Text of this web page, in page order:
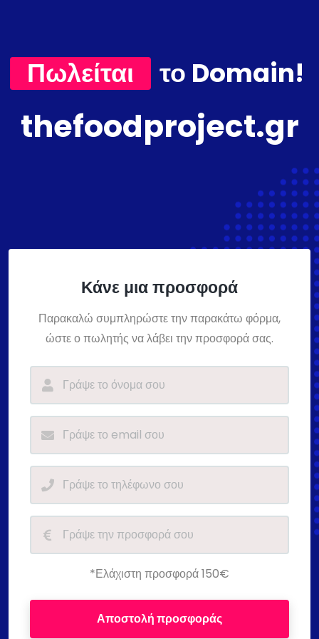
Πωλείται το Domain!
thefoodproject.gr
Κάνε μια προσφορά
Παρακαλώ συμπληρώστε την παρακάτω φόρμα,
ώστε ο πωλητής να λάβει την προσφορά σας.
*Ελάχιστη προσφορά 150€
Αποστολή προσφοράς